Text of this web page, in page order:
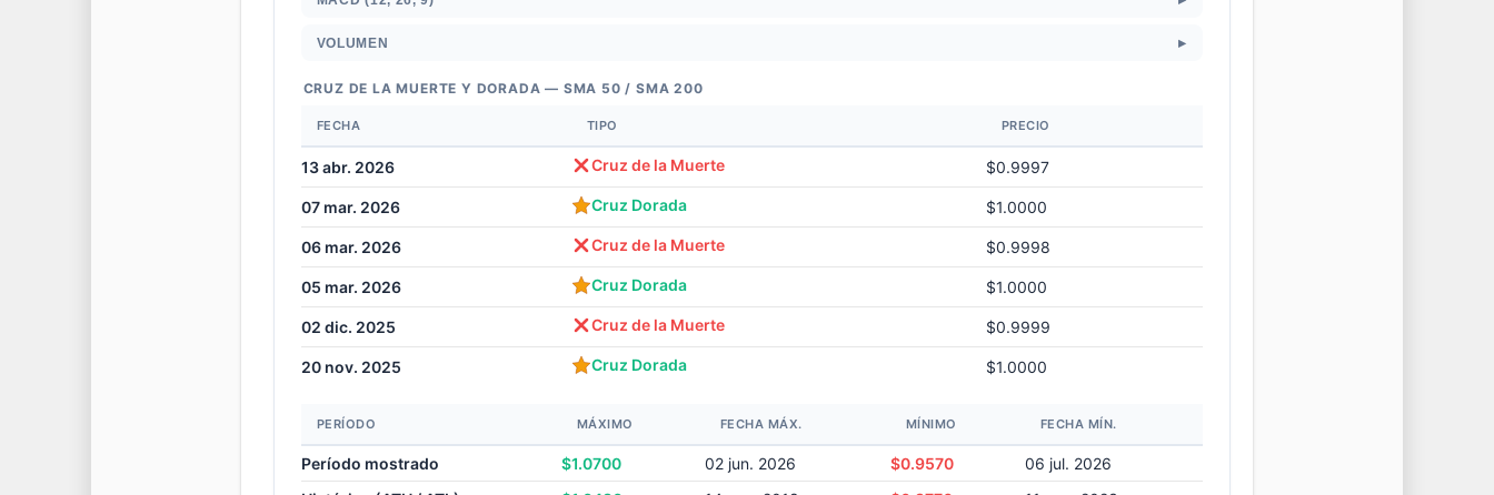
VOLUMEN ▸
CRUZ DE LA MUERTE Y DORADA — SMA 50 / SMA 200
FECHA TIPO PRECIO
13 abr. 2026 Cruz de la Muerte $0.9997
07 mar. 2026 Cruz Dorada $1.0000
06 mar. 2026 Cruz de la Muerte $0.9998
05 mar. 2026 Cruz Dorada $1.0000
02 dic. 2025 Cruz de la Muerte $0.9999
20 nov. 2025 Cruz Dorada $1.0000
PERÍODO MÁXIMO FECHA MÁX. MÍNIMO FECHA MÍN.
Período mostrado $1.0700 02 jun. 2026 $0.9570
06 jul. 2026